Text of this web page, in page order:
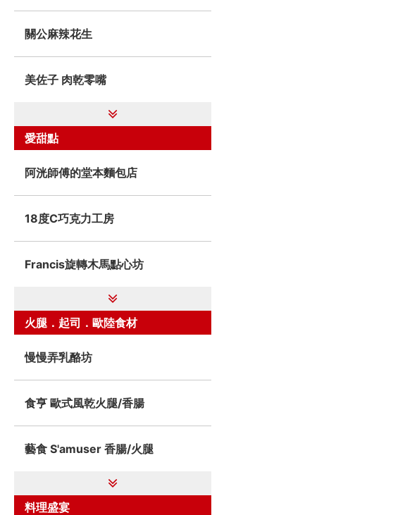
關公麻辣花生
美佐子 肉乾零嘴
愛甜點
阿洸師傅的堂本麵包店
18度C巧克力工房
Francis旋轉木馬點心坊
火腿．起司．歐陸食材
慢慢弄乳酪坊
食亨 歐式風乾火腿/香腸
藝食 S'amuser 香腸/火腿
料理盛宴